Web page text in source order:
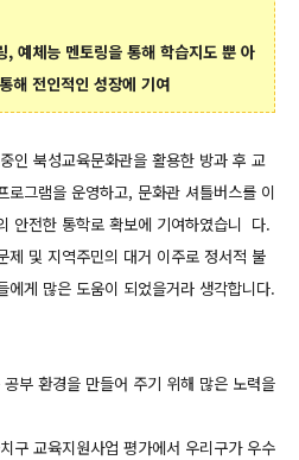
, 예체능 멘토링을 통해 학습지도 뿐 아
해 전인적인 성장에 기여
인 북성교육문화관을 활용한 방과 후 교
로그램을 운영하고, 문화관 셔틀버스를 이
안전한 통학로 확보에 기여하였습니 다.
제 및 지역주민의 대거 이주로 정서적 불
에게 많은 도움이 되었을거라 생각합니다.
부 환경을 만들어 주기 위해 많은 노력을
구 교육지원사업 평가에서 우리구가 우수